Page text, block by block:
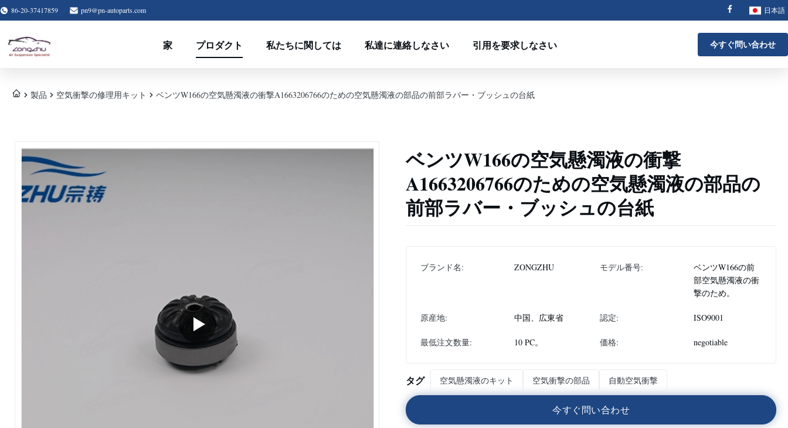
86-20-37417859 pn9@pn-autoparts.com 日本語
家 プロダクト 私たちに関しては 私達に連絡しなさい 引用を要求しなさい 今すぐ問い合わせ
製品 空気衝撃の修理用キット ベンツW166の空気懸濁液の衝撃A1663206766のための空気懸濁液の部品の前部ラバー・ブッシュの台紙
ベンツW166の空気懸濁液の衝撃
A1663206766のための空気懸濁液の部品の
前部ラバー・ブッシュの台紙
ブランド名: ZONGZHU モデル番号:
ベンツW166の前
部空気懸濁液の衝
撃のため。
原産地: 中国、広東省 認定: ISO9001
最低注文数量: 10 PC。 価格: negotiable
タグ 空気懸濁液のキット 空気衝撃の部品 自動空気衝撃
今すぐ問い合わせ